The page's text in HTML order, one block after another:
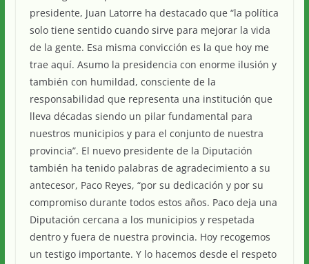
presidente, Juan Latorre ha destacado que “la política
solo tiene sentido cuando sirve para mejorar la vida
de la gente. Esa misma convicción es la que hoy me
trae aquí. Asumo la presidencia con enorme ilusión y
también con humildad, consciente de la
responsabilidad que representa una institución que
lleva décadas siendo un pilar fundamental para
nuestros municipios y para el conjunto de nuestra
provincia”. El nuevo presidente de la Diputación
también ha tenido palabras de agradecimiento a su
antecesor, Paco Reyes, “por su dedicación y por su
compromiso durante todos estos años. Paco deja una
Diputación cercana a los municipios y respetada
dentro y fuera de nuestra provincia. Hoy recogemos
un testigo importante. Y lo hacemos desde el respeto